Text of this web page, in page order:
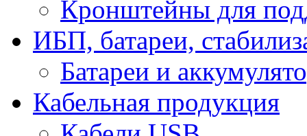
Кронштейны для
ИБП, батареи,
Батареи и
Кабельная продукция